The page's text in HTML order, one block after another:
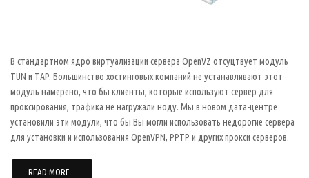
В стандартном ядро виртуализации сервера OpenVZ отсуцтвует модуль
TUN и TAP. Большинство хостинговых компаний не устанавливают этот
модуль намерено, что бы клиенты, которые используют сервер для
проксирования, трафика не нагружали ноду. Мы в новом дата-центре
установили эти модули, что бы Вы могли использовать недорогие сервера
для установки и использования OpenVPN, PPTP и других прокси серверов.
READ MORE...